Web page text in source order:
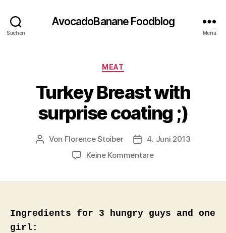
Suchen
AvocadoBanane Foodblog
Menü
Kategorien
MEAT
Turkey Breast with
surprise coating ;)
Beitragsautor
Von Florence Stoiber Veröffentlichungsdatum
4. Juni 2013
Keine Kommentarezu
coating
Ingredients for 3 hungry guys and one
girl: